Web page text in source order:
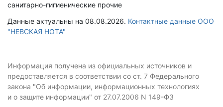
санитарно-гигиенические прочие
Данные актуальны на 08.08.2026. Контактные данные ООО
"НЕВСКАЯ НОТА"
Информация получена из официальных источников и
предоставляется в соответствии со ст. 7 Федерального
закона "Об информации, информационных технологиях
и о защите информации" от 27.07.2006 N 149-ФЗ